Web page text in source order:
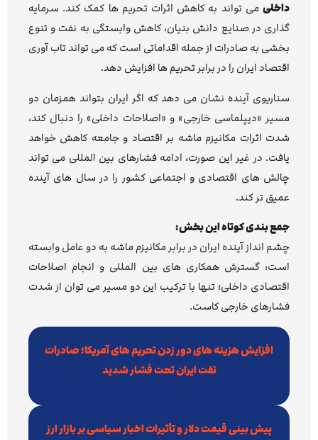
داخلی می تواند به کاهش اثرات تحریم ها کمک کند. سرمایه
گذاری در صنایع دانش بنیان، کاهش وابستگی به نفت و تنوع
بخشی به صادرات از جمله اقداماتی است که می تواند تاب آوری
اقتصاد ایران را در برابر تحریم ها افزایش دهد.
سناریوی آینده نشان می دهد که اگر ایران بتواند همزمان دو
مسیر «دیپلماسی خارجی» و «اصلاحات داخلی» را دنبال کند،
شدت اثرات مکانیزم ماشه بر اقتصاد و جامعه کاهش خواهد
یافت. در غیر این صورت، ادامه فشارهای بین المللی می تواند
چالش های اقتصادی و اجتماعی کشور را در سال های آینده
عمیق تر کند.
جمع بندی کوتاه این بخش:
چشم انداز آینده ایران در برابر مکانیزم ماشه به دو عامل وابسته
است: گسترش همکاری های بین المللی و انجام اصلاحات
اقتصادی داخلی؛ تنها با ترکیب این دو مسیر می توان از شدت
فشارهای خارجی کاست.
افزایش هزینه های دور زدن تحریم های آمریکا؛ صادرات
نفت ایران تحت فشار شدید
پیش بینی قیمت دلار و تأثیرات اخبار سیاسی بر بازار ارز